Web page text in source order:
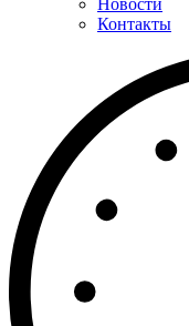
Новости
Контакты